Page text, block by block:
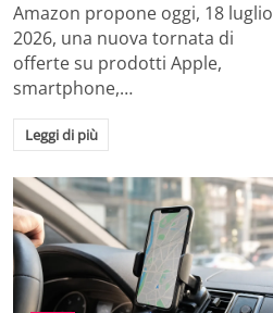
Amazon propone oggi, 18 luglio
2026, una nuova tornata di
offerte su prodotti Apple,
smartphone,…
Leggi di più